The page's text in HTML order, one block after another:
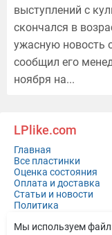
выступлений с
скончался в
ужасную новость
сообщил его
ноября на...
LPlike.com
Главная
Все пластинки
Оценка состояния
Оплата и доставка
Статьи и новости
Политика
Контакты
Мы используем